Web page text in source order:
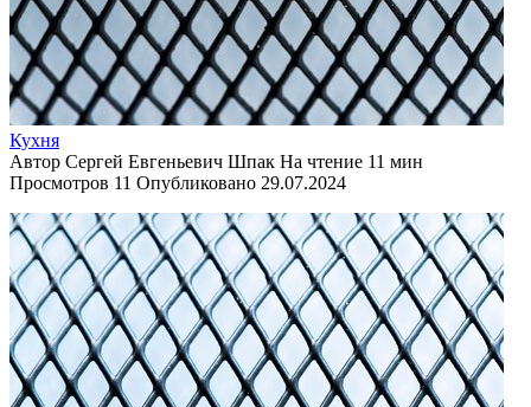
Кухня
Автор Сергей Евгеньевич Шпак На чтение 11 мин
Просмотров 11 Опубликовано 29.07.2024